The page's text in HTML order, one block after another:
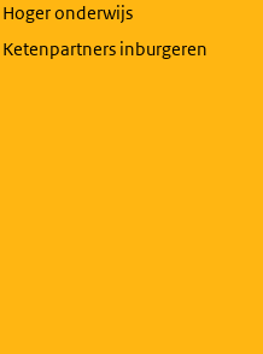
Hoger onderwijs
Ketenpartners inburgeren